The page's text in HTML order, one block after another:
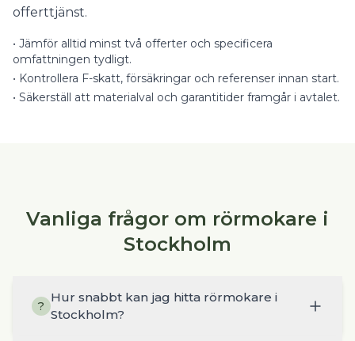
offerttjänst.
• Jämför alltid minst två offerter och specificera
omfattningen tydligt.
• Kontrollera F-skatt, försäkringar och referenser innan start.
• Säkerställ att materialval och garantitider framgår i avtalet.
Vanliga frågor om rörmokare i
Stockholm
?
Hur snabbt kan jag hitta rörmokare i
Stockholm?